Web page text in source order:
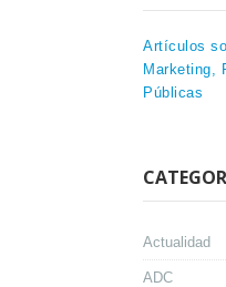
Artículos
Marketing,
Públicas
Actualidad
ADC